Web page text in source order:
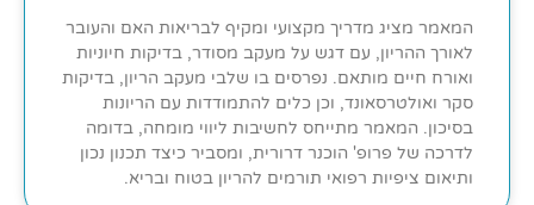
המאמר מציג מדריך מקצועי ומקיף לבריאות האם והעובר
לאורך ההריון, עם דגש על מעקב מסודר, בדיקות חיוניות
ואורח חיים מותאם. נפרסים בו שלבי מעקב הריון, בדיקות
סקר ואולטרסאונד, וכן כלים להתמודדות עם הריונות
בסיכון. המאמר מתייחס לחשיבות ליווי מומחה, בדומה
לדרכה של פרופ' הוכנר דרורית, ומסביר כיצד תכנון נכון
ותיאום ציפיות רפואי תורמים להריון בטוח ובריא.